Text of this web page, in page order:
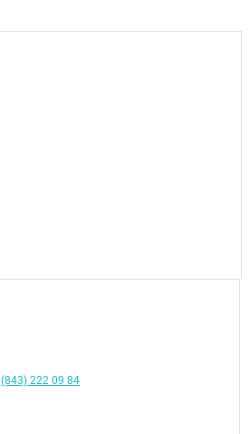
(843) 222 09 84